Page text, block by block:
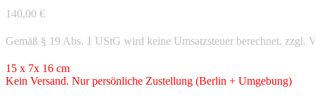
140,00 €
Gemäß § 19 Abs. 1 UStG wird keine Umsatzsteuer berechnet. zzgl.
15 x 7x 16 cm
Kein Versand. Nur persönliche Zustellung (Berlin + Umgebung)